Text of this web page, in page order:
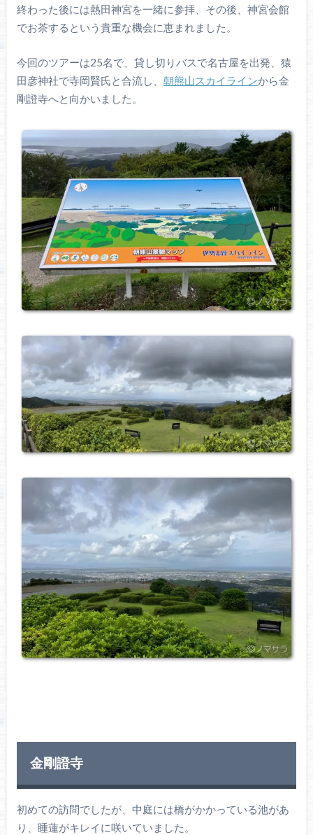
終わった後には熱田神宮を一緒に参拝、その後、神宮会館
でお茶するという貴重な機会に恵まれました。
今回のツアーは25名で、貸し切りバスで名古屋を出発、猿
田彦神社で寺岡賢氏と合流し、 朝熊山スカイラインから金
剛證寺へと向かいました。
金剛證寺
初めての訪問でしたが、中庭には橋がかかっている池があ
り、睡蓮がキレイに咲いていました。